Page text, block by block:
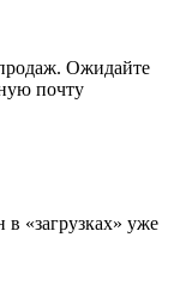
Ожидайте
почту
в «загрузках» уже